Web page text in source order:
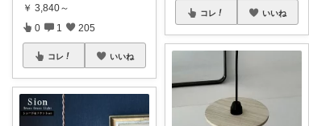
￥ 3,840～
0 1 205
コレ いいね
コレ いいね